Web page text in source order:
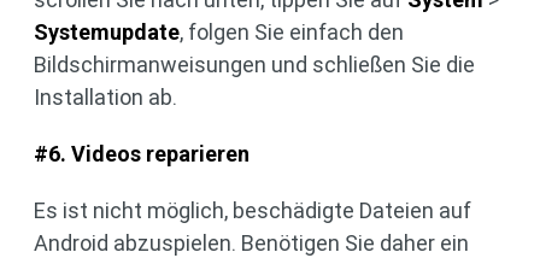
Systemupdate, folgen Sie einfach den
Bildschirmanweisungen und schließen Sie die
Installation ab.
#6. Videos reparieren
Es ist nicht möglich, beschädigte Dateien auf
Android abzuspielen. Benötigen Sie daher ein